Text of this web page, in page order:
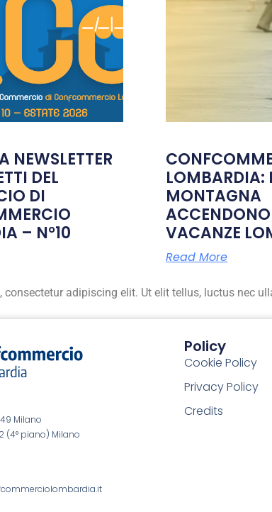
NEWSLETTER
DEL
DI
– N°10
LOMBARDIA:
MONTAGNA
ACCENDONO
VACANZE
Read More
adipiscing elit. Ut elit tellus, luctus nec
Milano
(4° piano) Milano
Policy
Cookie Policy
Privacy Policy
Credits